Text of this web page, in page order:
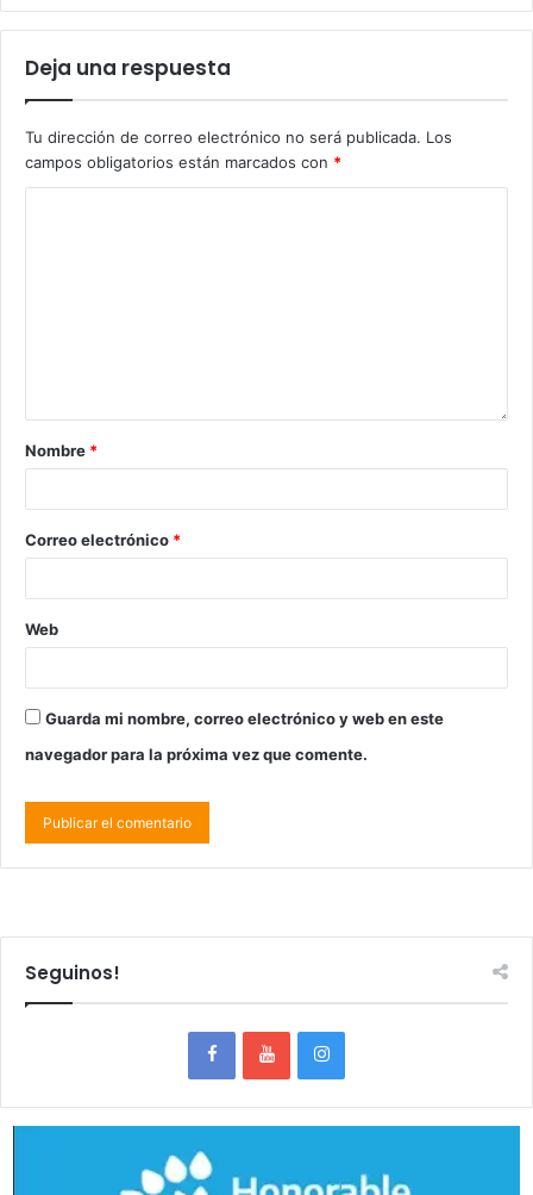
Deja una respuesta
Tu dirección de correo electrónico no será publicada. Los
campos obligatorios están marcados con *
Nombre *
Correo electrónico *
Web
Guarda mi nombre, correo electrónico y web en este
navegador para la próxima vez que comente.
Seguinos!